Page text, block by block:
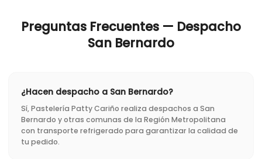
Preguntas Frecuentes — Despacho
San Bernardo
¿Hacen despacho a San Bernardo?
Sí, Pastelería Patty Cariño realiza despachos a San
Bernardo y otras comunas de la Región Metropolitana
con transporte refrigerado para garantizar la calidad de
tu pedido.